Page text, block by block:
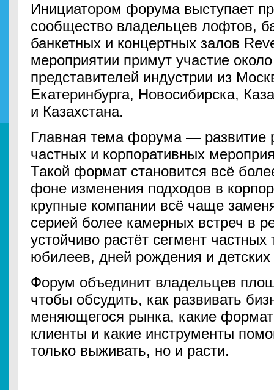
Инициатором форума выступает
сообщество владельцев лофтов,
банкетных и концертных залов
мероприятии примут участие
представителей индустрии из
Екатеринбурга, Новосибирска,
и Казахстана.
Главная тема форума — развитие
частных и корпоративных
Такой формат становится всё
фоне изменения подходов в
крупные компании всё чаще
серией более камерных встреч в
устойчиво растёт сегмент
юбилеев, дней рождения и детских
Форум объединит владельцев
чтобы обсудить, как развивать
меняющегося рынка, какие
клиенты и какие инструменты
только выживать, но и расти.